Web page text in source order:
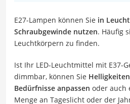
E27-Lampen können Sie in
Schraubgewinde nutzen. Häufig
Leuchtkörpern zu finden.
Ist Ihr LED-Leuchtmittel mit E37-
dimmbar, können Sie
Bedürfnisse anpassen oder auch
Menge an Tageslicht oder der